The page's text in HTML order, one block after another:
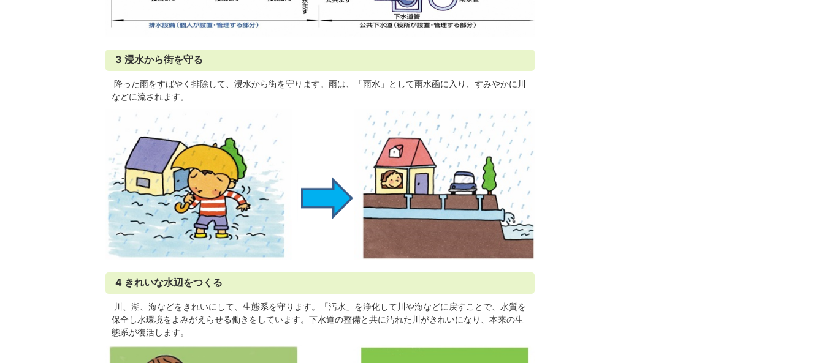
3 浸水から街を守る
降った雨をすばやく排除して、浸水から街を守ります。雨は、「雨水」として雨水函に入り、すみやかに川
などに流されます。
4 きれいな水辺をつくる
川、湖、海などをきれいにして、生態系を守ります。「汚水」を浄化して川や海などに戻すことで、水質を
保全し水環境をよみがえらせる働きをしています。下水道の整備と共に汚れた川がきれいになり、本来の生
態系が復活します。